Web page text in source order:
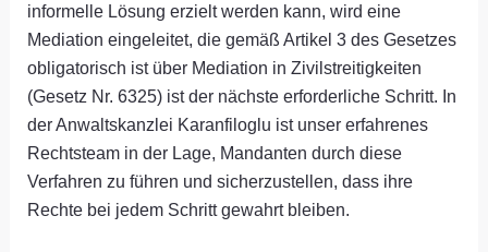
informelle Lösung erzielt werden kann, wird eine
Mediation eingeleitet, die gemäß Artikel 3 des Gesetzes
obligatorisch ist über Mediation in Zivilstreitigkeiten
(Gesetz Nr. 6325) ist der nächste erforderliche Schritt. In
der Anwaltskanzlei Karanfiloglu ist unser erfahrenes
Rechtsteam in der Lage, Mandanten durch diese
Verfahren zu führen und sicherzustellen, dass ihre
Rechte bei jedem Schritt gewahrt bleiben.